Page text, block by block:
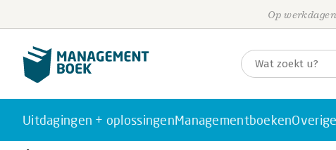
Op
Uitdagingen + oplossingenManagementboeken